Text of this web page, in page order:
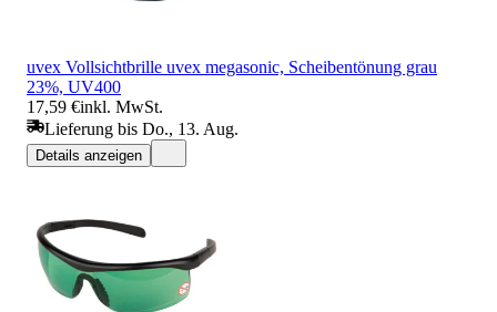
uvex Vollsichtbrille uvex megasonic, Scheibentönung grau
23%, UV400
17,59 €inkl. MwSt.
Lieferung bis Do., 13. Aug.
Details anzeigen